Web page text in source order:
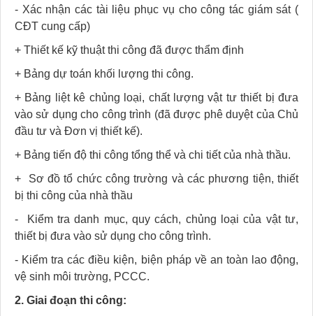
- Xác nhận các tài liệu phục vụ cho công tác giám sát (
CĐT cung cấp)
+ Thiết kế kỹ thuật thi công đã được thẩm định
+ Bảng dự toán khối lượng thi công.
+ Bảng liệt kê chủng loại, chất lượng vật tư thiết bị đưa
vào sử dụng cho công trình (đã được phê duyệt của Chủ
đầu tư và Đơn vị thiết kế).
+ Bảng tiến độ thi công tổng thể và chi tiết của nhà thầu.
+
Sơ đồ tổ chức công trường và các phương tiện, thiết
bị thi công của nhà thầu
-
Kiểm tra danh mục, quy cách, chủng loại của vật tư,
thiết bị đưa vào sử dụng cho công trình.
- Kiểm tra các điều kiện, biện pháp về an toàn lao động,
vệ sinh môi trường, PCCC.
2. Giai đoạn thi công: